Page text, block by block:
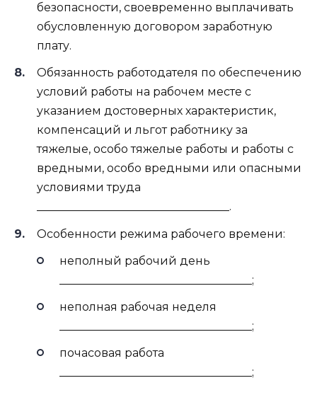
безопасности, своевременно выплачивать
обусловленную договором заработную
плату.
Обязанность работодателя по обеспечению
условий работы на рабочем месте с
указанием достоверных характеристик,
компенсаций и льгот работнику за
тяжелые, особо тяжелые работы и работы с
вредными, особо вредными или опасными
условиями труда
__________________________________.
Особенности режима рабочего времени:
неполный рабочий день
__________________________________;
неполная рабочая неделя
__________________________________;
почасовая работа
__________________________________;